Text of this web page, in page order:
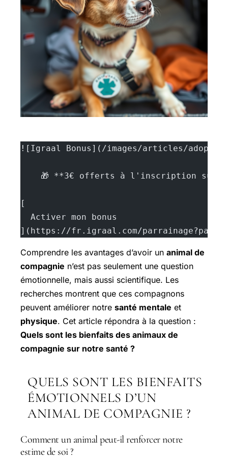
![Igraal Bonus](/images/articles/
🎁 **3€ offerts à l'inscription sur
[
  Activer mon bonus
](https://fr.igraal.com/
Comprendre les avantages d’avoir un animal de
compagnie n’est pas seulement une question
émotionnelle, mais aussi scientifique. Les
recherches montrent que ces compagnons
peuvent améliorer notre santé mentale et
physique. Cet article répondra à la question :
Quels sont les bienfaits des animaux de
compagnie sur notre santé ?
QUELS SONT LES BIENFAITS
ÉMOTIONNELS D’UN
ANIMAL DE COMPAGNIE ?
Comment un animal peut-il renforcer notre
estime de soi ?